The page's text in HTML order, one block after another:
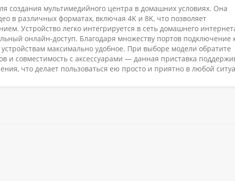
создания мультимедийного центра в домашних условиях. Она
в различных форматах, включая 4K и 8K, что позволяет
Устройство легко интегрируется в сеть домашнего
онлайн-доступ. Благодаря множеству портов подключение
максимально удобное. При выборе модели обратите
и совместимость с аксессуарами — данная приставка
что делает пользоваться ею просто и приятно в любой